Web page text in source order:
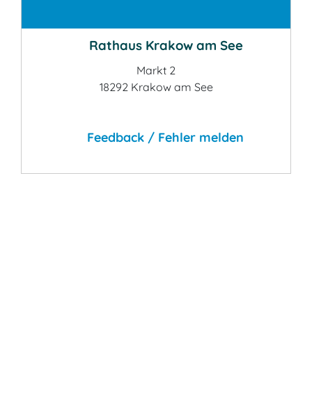
Rathaus Krakow am See
Markt 2
18292 Krakow am See
Feedback / Fehler melden